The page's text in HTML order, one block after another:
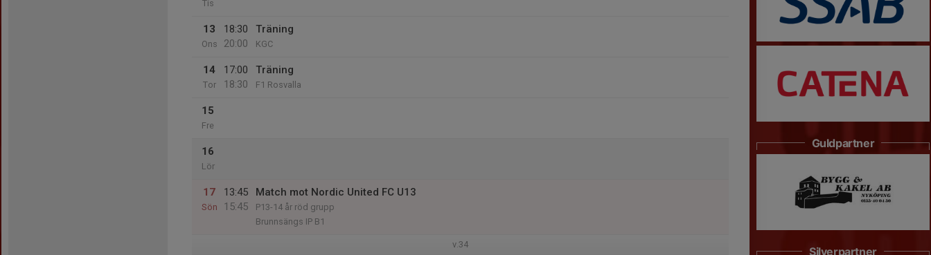
Tis
13
Ons
18:30
20:00
Träning
KGC
14
Tor
17:00
18:30
Träning
F1 Rosvalla
15
Fre
16
Lör
17
Sön
13:45
15:45
Match mot Nordic United FC U13
P13-14 år röd grupp
Brunnsängs IP B1
v.34
Guldpartner
Silverpartner